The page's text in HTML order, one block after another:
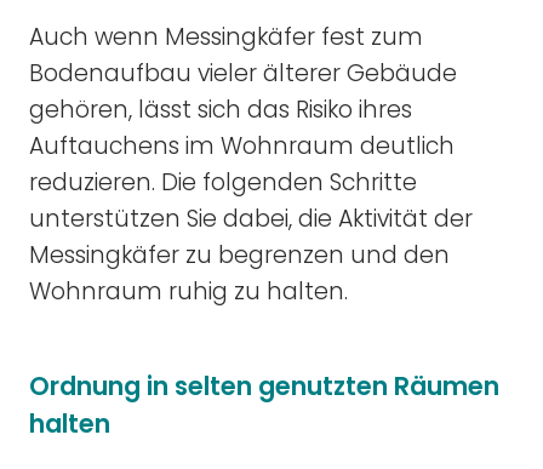
Auch wenn Messingkäfer fest zum
Bodenaufbau vieler älterer Gebäude
gehören, lässt sich das Risiko ihres
Auftauchens im Wohnraum deutlich
reduzieren. Die folgenden Schritte
unterstützen Sie dabei, die Aktivität der
Messingkäfer zu begrenzen und den
Wohnraum ruhig zu halten.
Ordnung in selten genutzten Räumen
halten